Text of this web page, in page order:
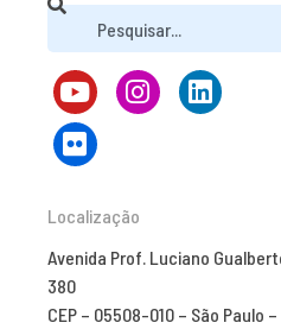
Localização
Avenida Prof. Luciano
380
CEP – 05508-010 – São Paulo –